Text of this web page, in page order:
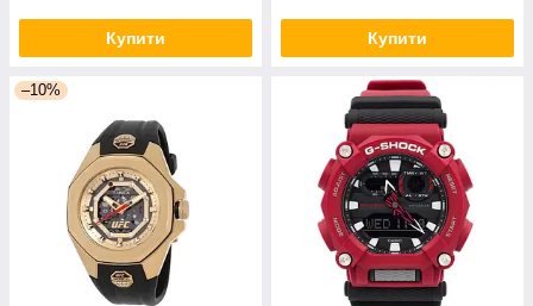
Купити Купити
–10%